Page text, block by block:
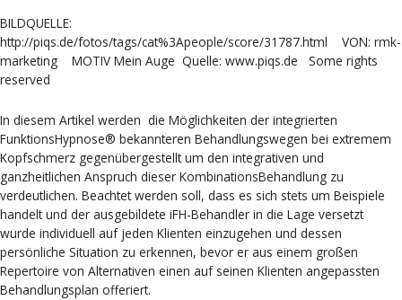
BILDQUELLE:
http://piqs.de/fotos/tags/cat%3Apeople/score/31787.html VON: rmk-
marketing MOTIV Mein Auge Quelle: www.piqs.de Some rights
reserved
In diesem Artikel werden die Möglichkeiten der integrierten
FunktionsHypnose® bekannteren Behandlungswegen bei extremem
Kopfschmerz gegenübergestellt um den integrativen und
ganzheitlichen Anspruch dieser KombinationsBehandlung zu
verdeutlichen. Beachtet werden soll, dass es sich stets um Beispiele
handelt und der ausgebildete iFH-Behandler in die Lage versetzt
wurde individuell auf jeden Klienten einzugehen und dessen
persönliche Situation zu erkennen, bevor er aus einem großen
Repertoire von Alternativen einen auf seinen Klienten angepassten
Behandlungsplan offeriert.